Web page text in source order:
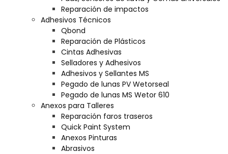
Reparación de impactos
Adhesivos Técnicos
Qbond
Reparación de Plásticos
Cintas Adhesivas
Selladores y Adhesivos
Adhesivos y Sellantes MS
Pegado de lunas PV Wetorseal
Pegado de lunas MS Wetor 610
Anexos para Talleres
Reparación faros traseros
Quick Paint System
Anexos Pinturas
Abrasivos